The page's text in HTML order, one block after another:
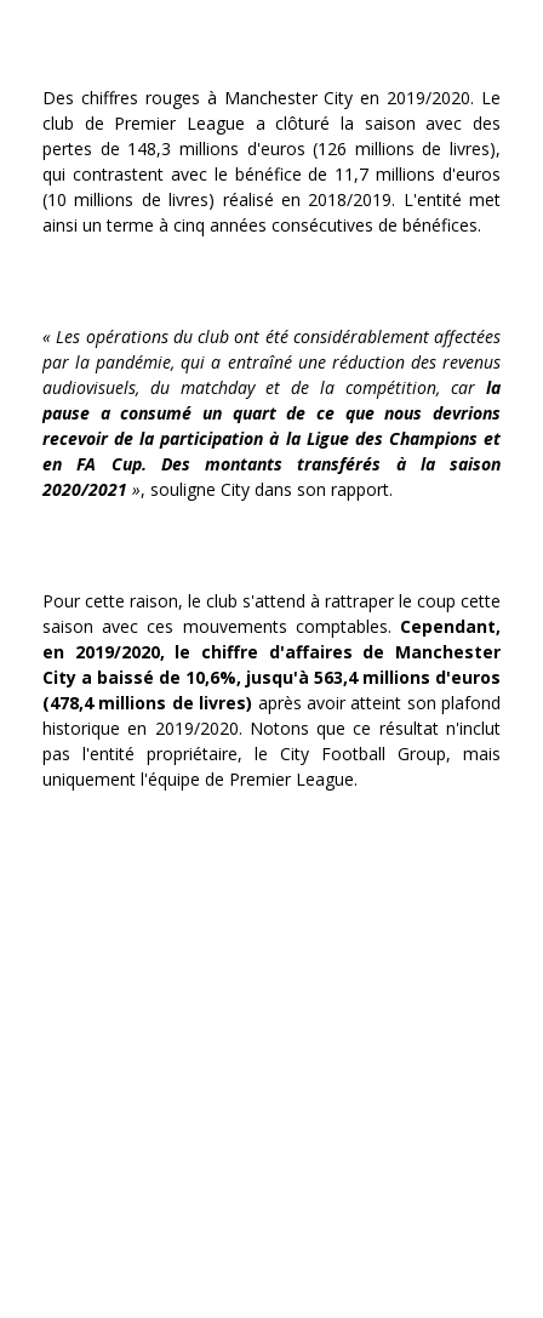
Des chiffres rouges à Manchester City en 2019/2020. Le
club de Premier League a clôturé la saison avec des
pertes de 148,3 millions d'euros (126 millions de livres),
qui contrastent avec le bénéfice de 11,7 millions d'euros
(10 millions de livres) réalisé en 2018/2019. L'entité met
ainsi un terme à cinq années consécutives de bénéfices.
« Les opérations du club ont été considérablement affectées
par la pandémie, qui a entraîné une réduction des revenus
audiovisuels, du matchday et de la compétition, car la
pause a consumé un quart de ce que nous devrions
recevoir de la participation à la Ligue des Champions et
en FA Cup. Des montants transférés à la saison
2020/2021 », souligne City dans son rapport.
Pour cette raison, le club s'attend à rattraper le coup cette
saison avec ces mouvements comptables. Cependant,
en 2019/2020, le chiffre d'affaires de Manchester
City a baissé de 10,6%, jusqu'à 563,4 millions d'euros
(478,4 millions de livres) après avoir atteint son plafond
historique en 2019/2020. Notons que ce résultat n'inclut
pas l'entité propriétaire, le City Football Group, mais
uniquement l'équipe de Premier League.